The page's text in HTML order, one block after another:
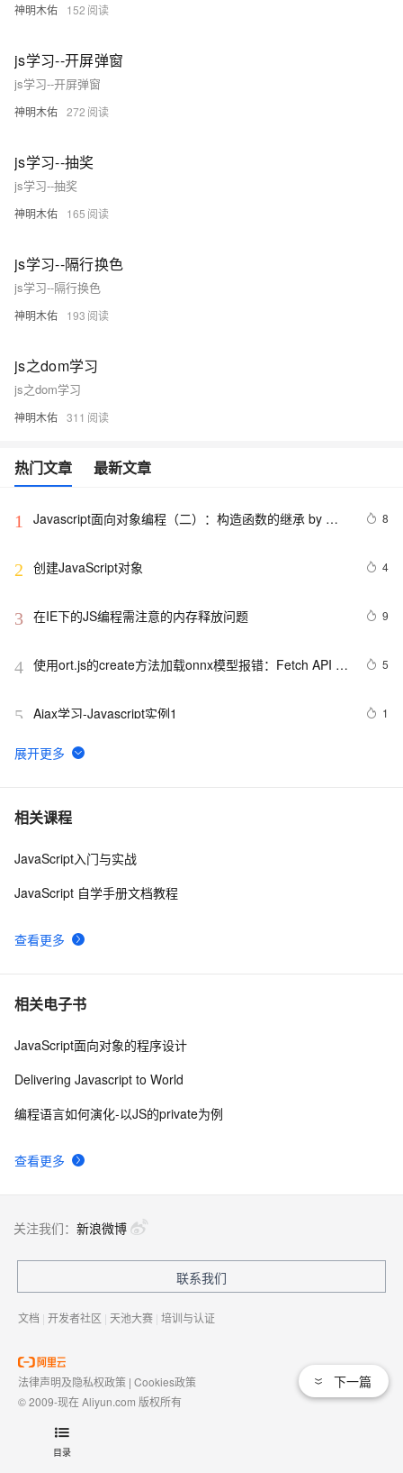
目录
神明木佑 152
js学习--开屏弹窗
js学习--开屏弹窗
神明木佑 272
js学习--抽奖
js学习--抽奖
神明木佑 165
js学习--隔行换色
js学习--隔行换色
神明木佑 193
js之dom学习
js之dom学习
神明木佑 311
热门文章 最新文章
1
Javascript面向对象编程（二）：构造函数的继承 by 阮
8
2 创建JavaScript对象 4
3 在IE下的JS编程需注意的内存释放问题 9
4 使用ort.js的create方法加载onnx模型报错：Fetch API
5
5 Ajax学习-Javascript实例1 1
6
【01】完成新年倒计时页面-蛇年新年快乐倒计时领取礼
年的代码分享给你们-为了C站的分拼一下子
7 JavaScript 技术篇-js获取表格元素tr、th、td相对于父节
8 JavaScript中的Math对象
相关课程
查看更多
JavaScript入门与实战
JavaScript 自学手册文档教程
相关电子书
查看更多
JavaScript面向对象的程序设计
Delivering Javascript to World
编程语言如何演化-以JS的private为例
下一篇
关注我们： 新浪微博
联系我们
文档 | 开发者社区 | 天池大赛 | 培训与认证
法律声明及隐私权政策 | Cookies政策
© 2009-现在 Aliyun.com 版权所有
域名注册服务机构许可：